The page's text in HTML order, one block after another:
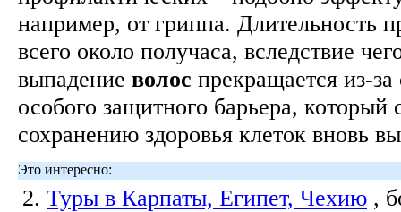
например, от гриппа. Длительность
всего около получаса, вследствие
выпадение волос прекращается из-
особого защитного барьера, который
сохранению здоровья клеток вновь
Это интересно:
2. Туры в Карпаты, Египет, Чехию ,